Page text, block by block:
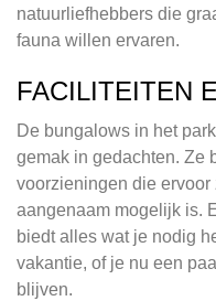
natuurliefhebbers die
fauna willen ervaren.
FACILITEITEN
De bungalows in het
gemak in gedachten. Ze
voorzieningen die
aangenaam mogelijk is.
biedt alles wat je nodig
vakantie, of je nu een
blijven.